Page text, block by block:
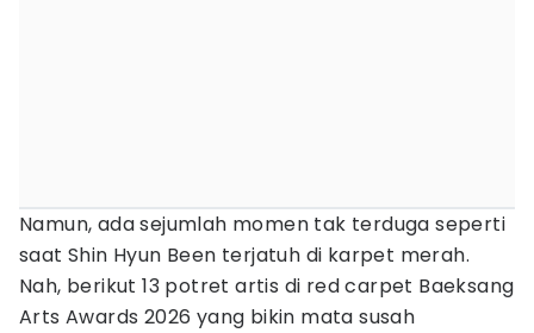
Namun, ada sejumlah momen tak terduga seperti
saat Shin Hyun Been terjatuh di karpet merah.
Nah, berikut 13 potret artis di red carpet Baeksang
Arts Awards 2026 yang bikin mata susah